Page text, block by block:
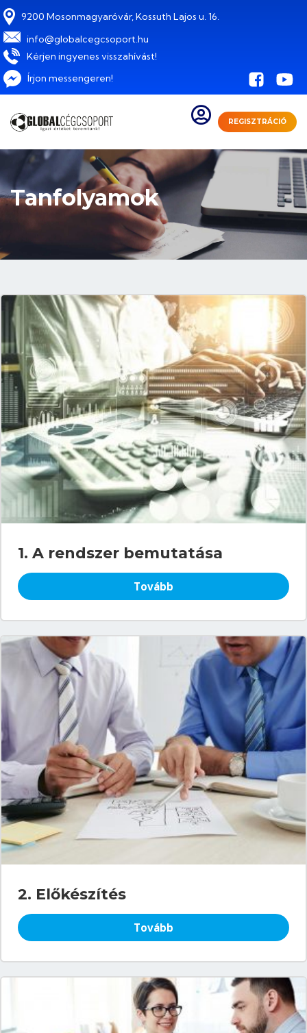
9200 Mosonmagyaróvár, Kossuth Lajos u. 16.
info@globalcegcsoport.hu
Kérjen ingyenes visszahívást!
Írjon messengeren!
REGISZTRÁCIÓ
Tanfolyamok
1. A rendszer bemutatása
Tovább
2. Előkészítés
Tovább